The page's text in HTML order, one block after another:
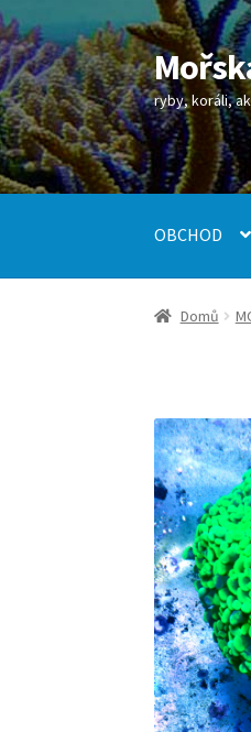
Přeskočit
na
navigaci
Přejít
k
obsahu
webu
ryby, koráli,
OBCHOD
Úvodní
Domů